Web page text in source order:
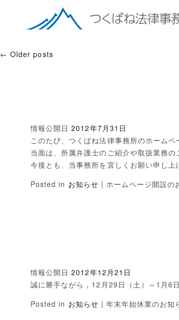
← Older posts
情報公開日 2012年7月31日
このたび、つくばね法律事務所のホームペ
当面は、所属弁護士のご紹介や取扱業務
今後とも、当事務所を宜しくお願い申し上
Posted in お知らせ | ホームページ開設の
情報公開日 2012年12月21日
誠に勝手ながら，12月29日（土）～1月6
Posted in お知らせ | 年末年始休業のお知